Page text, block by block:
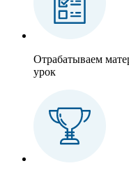
Отрабатываем
урок